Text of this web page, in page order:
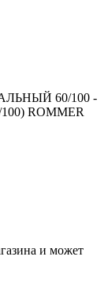
60/100 -
ROMMER
и может